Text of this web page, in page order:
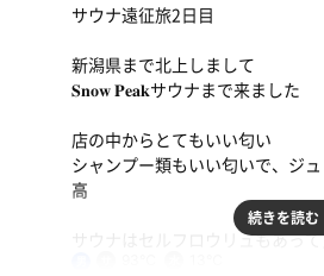
サウナ遠征旅2日目
新潟県まで北上しまして
𝐒𝐧𝐨𝐰 𝐏𝐞𝐚𝐤サウナまで来ました
店の中からとてもいい匂い
シャンプー類もいい匂いで、ジ
高
サウナはセルフロウリュもあって
続きを読む